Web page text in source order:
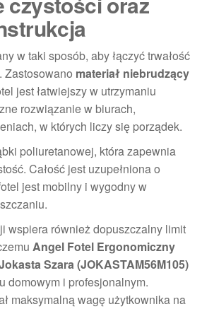
w taki sposób, aby łączyć trwałość
Zastosowano materiał niebrudzący
jest łatwiejszy w utrzymaniu
rozwiązanie w biurach,
w których liczy się porządek.
poliuretanowej, która zapewnia
Całość jest uzupełniona o
jest mobilny i wygodny w
wspiera również dopuszczalny limit
Angel Fotel Ergonomiczny
Szara (JOKASTAM56M105)
domowym i profesjonalnym.
maksymalną wagę użytkownika na